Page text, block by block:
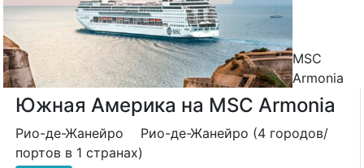
MSC
Armonia
Южная Америка на MSC Armonia
Рио-де-Жанейро
Рио-де-Жанейро (4 городов/
портов в 1 странах)